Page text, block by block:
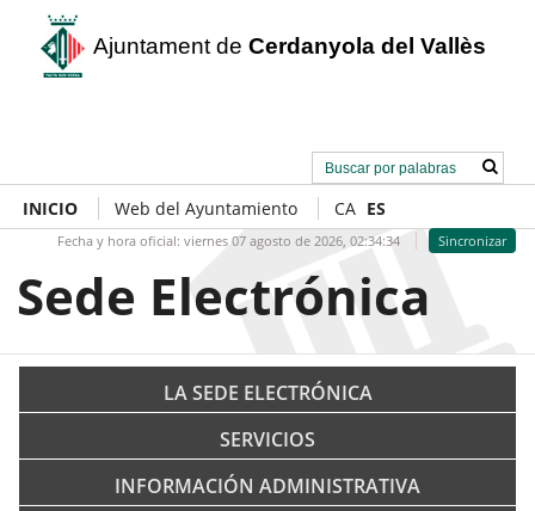
Ajuntament de Cerdanyola del Vallès
INICIO Web del Ayuntamiento CA ES
Fecha y hora oficial: viernes 07 agosto de 2026, 02:34:35 Sincronizar
Sede Electrónica
LA SEDE ELECTRÓNICA
SERVICIOS
INFORMACIÓN ADMINISTRATIVA